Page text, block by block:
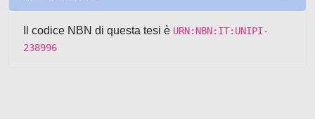
Il codice NBN di questa tesi è URN:NBN:IT:UNIPI-
238996